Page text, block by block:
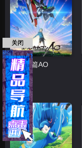
交响诗篇AO
已完结
关闭